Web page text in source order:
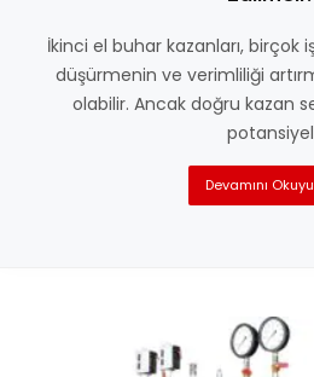
İkinci el buhar kazanları,
düşürmenin ve verimliliği
olabilir. Ancak doğru kazan
potansiyel
Devamını